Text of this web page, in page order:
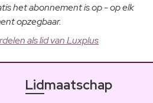
het abonnement is op - op elk
opzegbaar.
als lid van Luxplus
Lidmaatschap